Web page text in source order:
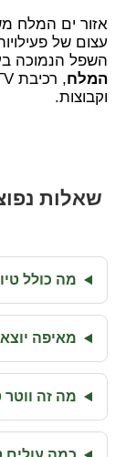
אזור ים המלח
עצום של
השפל הנמוכה
המלח
וקבוצות.
שאלות
מה כולל
מאיפה
מה זה